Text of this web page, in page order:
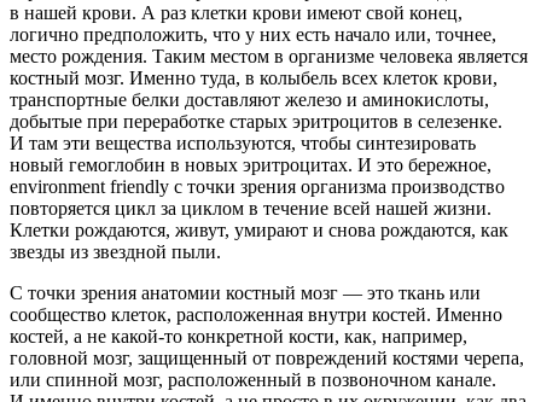
в нашей крови. А раз клетки крови имеют свой конец,
логично предположить, что у них есть начало или, точнее,
место рождения. Таким местом в организме человека является
костный мозг. Именно туда, в колыбель всех клеток крови,
транспортные белки доставляют железо и аминокислоты,
добытые при переработке старых эритроцитов в селезенке.
И там эти вещества используются, чтобы синтезировать
новый гемоглобин в новых эритроцитах. И это бережное,
environment friendly с точки зрения организма производство
повторяется цикл за циклом в течение всей нашей жизни.
Клетки рождаются, живут, умирают и снова рождаются, как
звезды из звездной пыли.
С точки зрения анатомии костный мозг — это ткань или
сообщество клеток, расположенная внутри костей. Именно
костей, а не какой-то конкретной кости, как, например,
головной мозг, защищенный от повреждений костями черепа,
или спинной мозг, расположенный в позвоночном канале.